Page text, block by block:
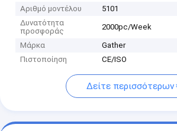
Αριθμό μοντέλου
5101
Δυνατότητα
προσφοράς
2000pc/Week
Μάρκα
Gather
Πιστοποίηση
CE/ISO
Δείτε περισσότερων